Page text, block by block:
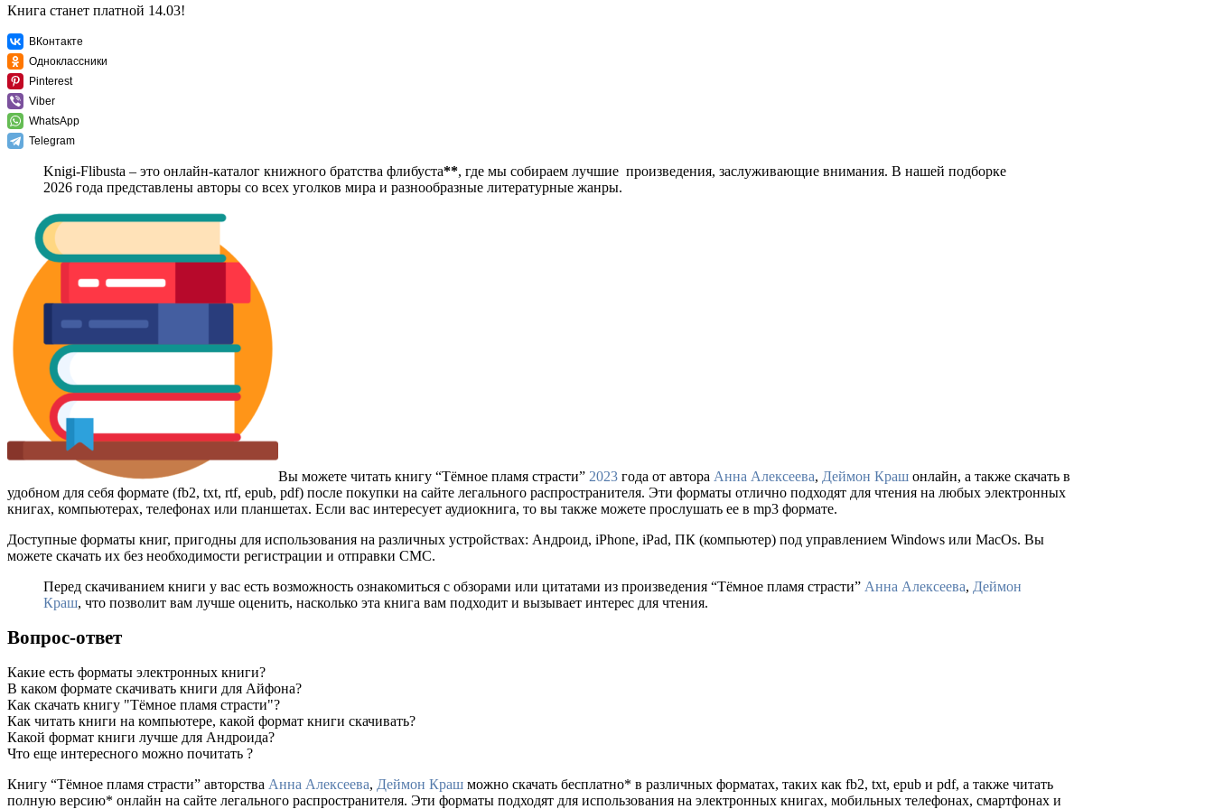
Книга станет платной 14.03!
ВКонтакте
Одноклассники
Pinterest
Viber
WhatsApp
Telegram
Knigi-Flibusta – это онлайн-каталог книжного братства флибуста**, где мы собираем лучшие произведения, заслуживающие внимания. В нашей подборке
2026 года представлены авторы со всех уголков мира и разнообразные литературные жанры.
Вы можете читать книгу “Тёмное пламя страсти” 2023 года от автора Анна Алексеева, Деймон Краш онлайн, а также скачать в
удобном для себя формате (fb2, txt, rtf, epub, pdf) после покупки на сайте легального распространителя. Эти форматы отлично подходят для чтения на любых электронных
книгах, компьютерах, телефонах или планшетах. Если вас интересует аудиокнига, то вы также можете прослушать ее в mp3 формате.
Доступные форматы книг, пригодны для использования на различных устройствах: Андроид, iPhone, iPad, ПК (компьютер) под управлением Windows или MacOs. Вы
можете скачать их без необходимости регистрации и отправки СМС.
Перед скачиванием книги у вас есть возможность ознакомиться с обзорами или цитатами из произведения “Тёмное пламя страсти” Анна Алексеева, Деймон
Краш, что позволит вам лучше оценить, насколько эта книга вам подходит и вызывает интерес для чтения.
Вопрос-ответ
Какие есть форматы электронных книги?
В каком формате скачивать книги для Айфона?
Как скачать книгу "Тёмное пламя страсти"?
Как читать книги на компьютере, какой формат книги скачивать?
Какой формат книги лучше для Андроида?
Что еще интересного можно почитать ?
Книгу “Тёмное пламя страсти” авторства Анна Алексеева, Деймон Краш можно скачать бесплатно* в различных форматах, таких как fb2, txt, epub и pdf, а также читать
полную версию* онлайн на сайте легального распространителя. Эти форматы подходят для использования на электронных книгах, мобильных телефонах, смартфонах и